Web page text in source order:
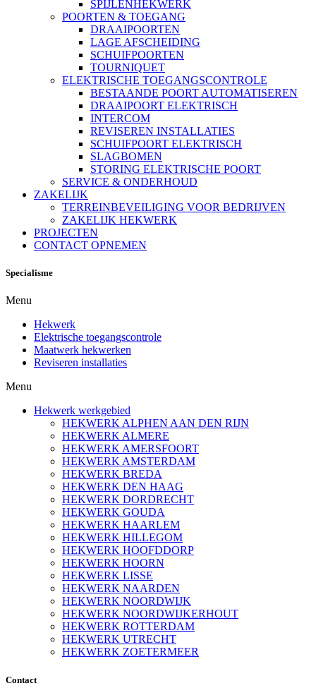
SPIJLENHEKWERK
POORTEN & TOEGANG
DRAAIPOORTEN
LAGE AFSCHEIDING
SCHUIFPOORTEN
TOURNIQUET
ELEKTRISCHE TOEGANGSCONTROLE
BESTAANDE POORT AUTOMATISEREN
DRAAIPOORT ELEKTRISCH
INTERCOM
REVISEREN INSTALLATIES
SCHUIFPOORT ELEKTRISCH
SLAGBOMEN
STORING ELEKTRISCHE POORT
SERVICE & ONDERHOUD
ZAKELIJK
TERREINBEVEILIGING VOOR BEDRIJVEN
ZAKELIJK HEKWERK
PROJECTEN
CONTACT OPNEMEN
Specialisme
Menu
Hekwerk
Elektrische toegangscontrole
Maatwerk hekwerken
Reviseren installaties
Menu
Hekwerk werkgebied
HEKWERK ALPHEN AAN DEN RIJN
HEKWERK ALMERE
HEKWERK AMERSFOORT
HEKWERK AMSTERDAM
HEKWERK BREDA
HEKWERK DEN HAAG
HEKWERK DORDRECHT
HEKWERK GOUDA
HEKWERK HAARLEM
HEKWERK HILLEGOM
HEKWERK HOOFDDORP
HEKWERK HOORN
HEKWERK LISSE
HEKWERK NAARDEN
HEKWERK NOORDWIJK
HEKWERK NOORDWIJKERHOUT
HEKWERK ROTTERDAM
HEKWERK UTRECHT
HEKWERK ZOETERMEER
Contact